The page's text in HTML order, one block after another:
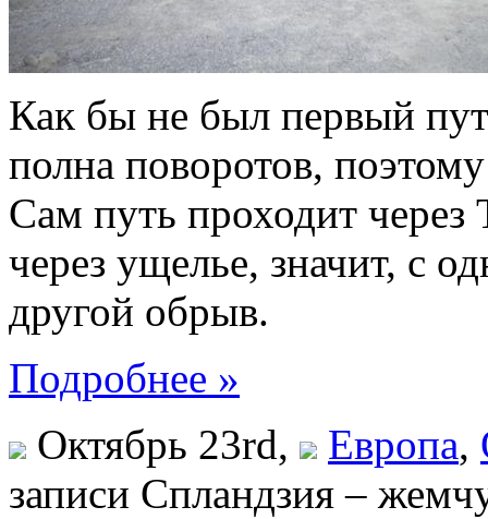
Как бы не был первый
полна поворотов,
Сам путь проходит
через ущелье, значит, с
другой обрыв.
Подробнее »
Октябрь 23rd,
Европа,
записи Спландзия –